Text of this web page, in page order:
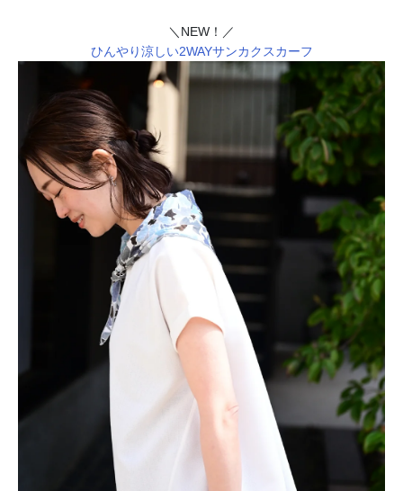
＼NEW！／
ひんやり涼しい2WAYサンカクスカーフ